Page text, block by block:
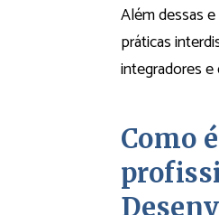
Além dessas
práticas
integradores
Como